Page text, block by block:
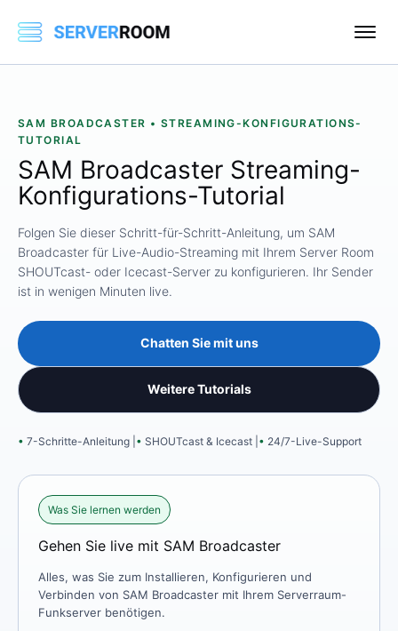
SAM BROADCASTER • STREAMING-KONFIGURATIONS-
TUTORIAL
SAM Broadcaster Streaming-
Konfigurations-Tutorial
Folgen Sie dieser Schritt-für-Schritt-Anleitung, um SAM
Broadcaster für Live-Audio-Streaming mit Ihrem Server Room
SHOUTcast- oder Icecast-Server zu konfigurieren. Ihr Sender
ist in wenigen Minuten live.
Chatten Sie mit uns
Weitere Tutorials
7-Schritte-Anleitung | SHOUTcast & Icecast | 24/7-Live-Support
Was Sie lernen werden
Gehen Sie live mit SAM Broadcaster
Alles, was Sie zum Installieren, Konfigurieren und
Verbinden von SAM Broadcaster mit Ihrem Serverraum-
Funkserver benötigen.